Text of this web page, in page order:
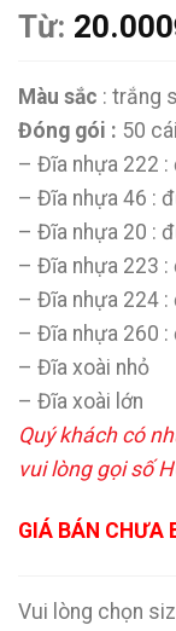
Từ: 20.000
Màu sắc : trắng
Đóng gói : 50
– Đĩa nhựa 222
– Đĩa nhựa 46 :
– Đĩa nhựa 20 :
– Đĩa nhựa 223
– Đĩa nhựa 224
– Đĩa nhựa 260
– Đĩa xoài nhỏ
– Đĩa xoài lớn
Quý khách có
vui lòng gọi số
GIÁ BÁN CHƯA
Vui lòng chọn